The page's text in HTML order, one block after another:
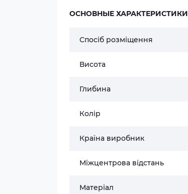
ОСНОВНЫЕ ХАРАКТЕРИСТИКИ
Спосіб розміщення
Висота
Глибина
Колір
Країна виробник
Міжцентрова відстань
Матеріал